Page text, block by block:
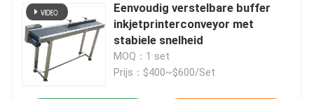
Eenvoudig verstelbare buffer
inkjetprinterconveyor met
stabiele snelheid
MOQ：1 set
Prijs：$400~$600/Set